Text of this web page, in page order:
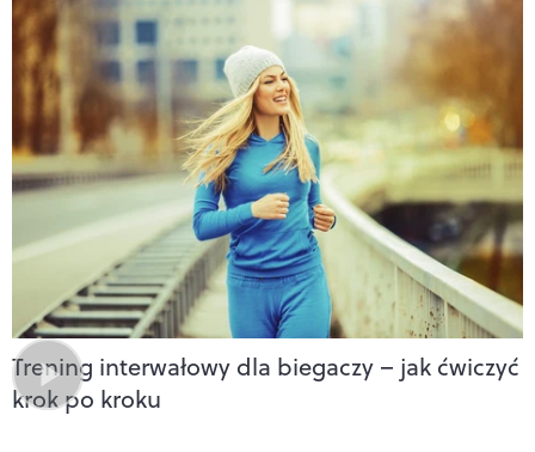
Trening interwałowy dla biegaczy – jak ćwiczyć
krok po kroku